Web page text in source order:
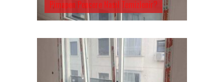
Pimapen Pencere Nasıl Temizlenir?